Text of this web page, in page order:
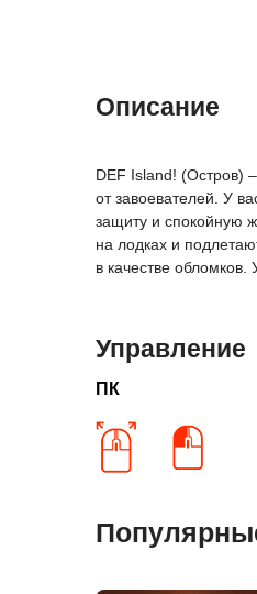
Описание
DEF Island! (Остров)
от завоевателей. У
защиту и спокойную
на лодках и
в качестве
Управление
ПК